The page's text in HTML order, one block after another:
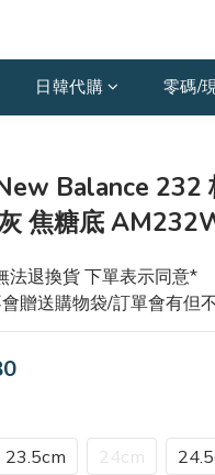
日韓代購 零碼/
Balance 232
焦糖底
法退換貨 下單表示同意*
贈送購物袋/訂單會有但
23.5cm 24cm